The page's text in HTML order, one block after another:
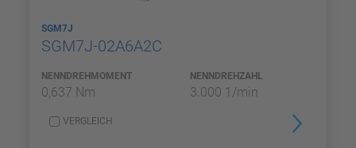
SGM7J
SGM7J-02A6A2C
NENNDREHMOMENT
0,637 Nm
NENNDREHZAHL
3.000 1/min
VERGLEICH